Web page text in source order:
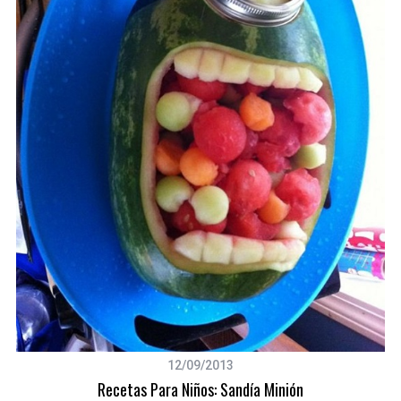
12/09/2013
Recetas Para Niños: Sandía Minión